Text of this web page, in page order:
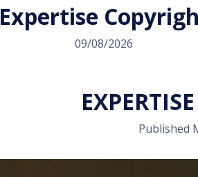
Expertise
09/08/2026
Published